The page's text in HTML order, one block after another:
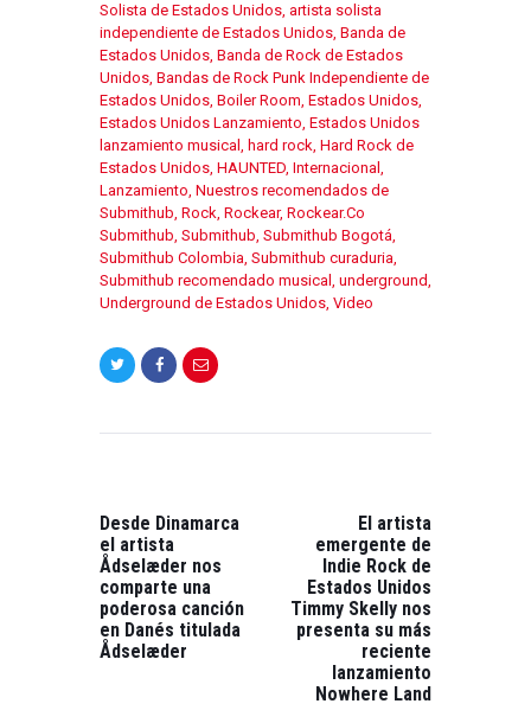
Solista de Estados Unidos, artista solista
independiente de Estados Unidos, Banda de
Estados Unidos, Banda de Rock de Estados
Unidos, Bandas de Rock Punk Independiente de
Estados Unidos, Boiler Room, Estados Unidos,
Estados Unidos Lanzamiento, Estados Unidos
lanzamiento musical , hard rock, Hard Rock de
Estados Unidos, HAUNTED, Internacional ,
Lanzamiento, Nuestros recomendados de
Submithub, Rock, Rockear, Rockear.Co
Submithub, Submithub, Submithub Bogotá,
Submithub Colombia, Submithub curaduria,
Submithub recomendado musical , underground,
Underground de Estados Unidos, Video
POST:
Desde Dinamarca
el artista
Ådselæder nos
comparte una
poderosa canción
en Danés titulada
Ådselæder
El artista
emergente de
Indie Rock de
Estados Unidos
Timmy Skelly nos
presenta su más
reciente
lanzamiento
Nowhere Land